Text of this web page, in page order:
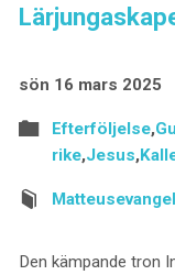
sön 16 mars 2025
Efterföljelse,
rike,Jesus,
Den kämpande tron